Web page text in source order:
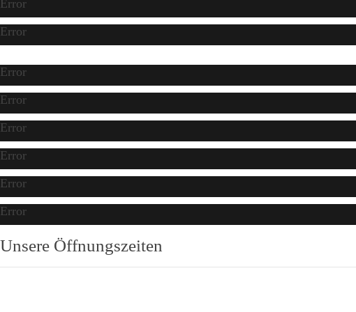
Error
Error
Error
Error
Error
Error
Error
Error
Unsere Öffnungszeiten